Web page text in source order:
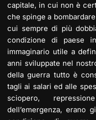
capitale, in cui non è
che spinge a
cui sempre di più
condizione di paese
immaginario utile a
anni sviluppate nel
della guerra tutto è
tagli ai salari ed alle
sciopero,
dell’emergenza, erano